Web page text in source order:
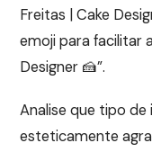
Freitas | Cake
emoji para facilitar
Designer 🍰”.
Analise que tipo
esteticamente